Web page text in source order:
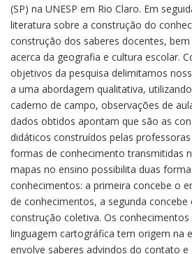
(SP) na UNESP em Rio Claro. Em
literatura sobre a construção do
construção dos saberes docentes,
acerca da geografia e cultura escolar.
objetivos da pesquisa delimitamos
a uma abordagem qualitativa,
caderno de campo, observações de
dados obtidos apontam que são as
didáticos construídos pelas
formas de conhecimento transmitidas
mapas no ensino possibilita duas
conhecimentos: a primeira concebe o
de conhecimentos, a segunda
construção coletiva. Os
linguagem cartográfica tem origem na
envolve saberes advindos do contato